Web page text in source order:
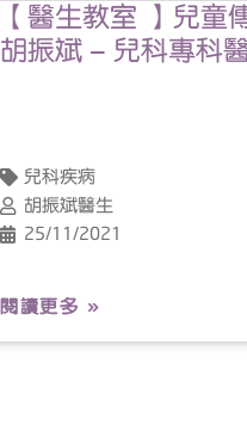
【醫生教室 】兒童
胡振斌 – 兒科專科
兒科疾病
胡振斌醫生
25/11/2021
閱讀更多 »